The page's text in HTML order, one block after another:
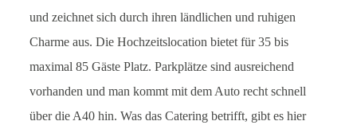
und zeichnet sich durch ihren ländlichen und ruhigen
Charme aus. Die Hochzeitslocation bietet für 35 bis
maximal 85 Gäste Platz. Parkplätze sind ausreichend
vorhanden und man kommt mit dem Auto recht schnell
über die A40 hin. Was das Catering betrifft, gibt es hier